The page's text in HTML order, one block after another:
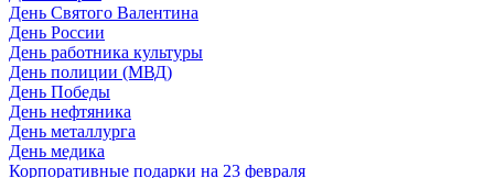
День Святого Валентина
День России
День работника культуры
День полиции (МВД)
День Победы
День нефтяника
День металлурга
День медика
Корпоративные подарки на 23 февраля